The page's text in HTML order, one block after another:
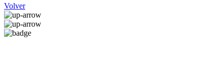
Volver